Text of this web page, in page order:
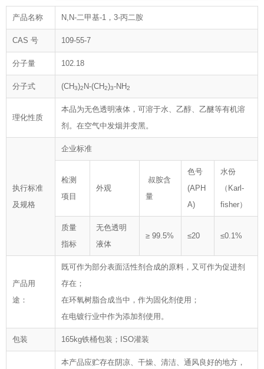
产品名称 N,N-二甲基-1，3-丙二胺
CAS 号 109-55-7
分子量 102.18
分子式 (CH3)2 N-(CH2)3-NH2
理化性质
本品为无色透明液体，可溶于水、乙醇、乙醚等有机溶
剂。在空气中发烟并变黑。
执行标准
及规格
企业标准
检测
项目
外观
叔胺含
量
色号
(APH
A)
水份
（Karl-
fisher）
质量
指标
无色透明
液体
≥ 99.5% ≤20 ≤0.1%
产品用
途：
既可作为部分表面活性剂合成的原料，又可作为促进剂
存在；
在环氧树脂合成当中，作为固化剂使用；
在电镀行业中作为添加剂使用。
包装 165kg铁桶包装；ISO灌装
本产品应贮存在阴凉、干燥、清洁、通风良好的地方，